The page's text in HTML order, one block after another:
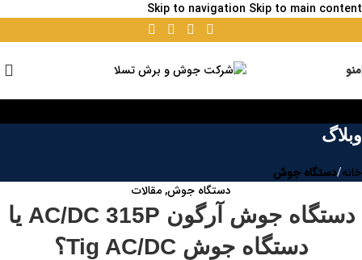
Skip to navigation Skip to main content
منو
وبلاگ
خانه/دستگاه جوش
دستگاه جوش,مقالات
دستگاه جوش آرگون AC/DC 315P یا
دستگاه جوش Tig AC/DC؟